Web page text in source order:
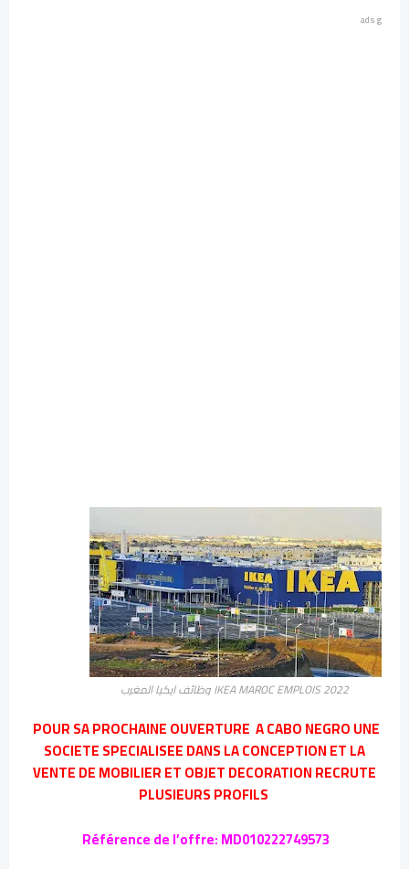
ads g
IKEA MAROC EMPLOIS 2022 وظائف ايكيا المغرب
POUR SA PROCHAINE OUVERTURE A CABO NEGRO UNE
SOCIETE SPECIALISEE DANS LA CONCEPTION ET LA
VENTE DE MOBILIER ET OBJET DECORATION RECRUTE
PLUSIEURS PROFILS
Référence de l’offre: MD010222749573